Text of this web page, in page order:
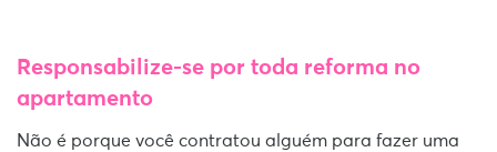
Responsabilize-se por toda reforma no
apartamento
Não é porque você contratou alguém para fazer uma